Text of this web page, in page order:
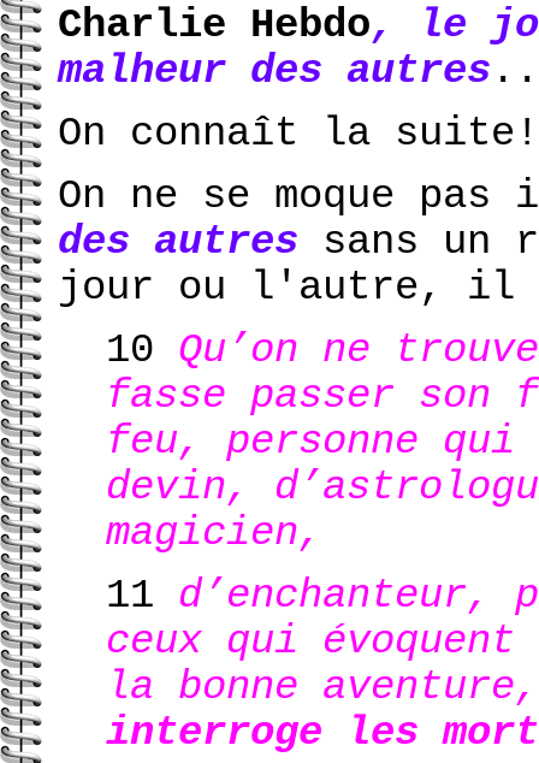
Charlie Hebdo, le
malheur des autres
On connaît la suite!
On ne se moque
des autres sans un
jour ou l'autre, il
10 Qu’on ne
fasse passer
feu, personne
devin,
magicien,
11 d’enchanteur,
ceux qui
la bonne
interroge les